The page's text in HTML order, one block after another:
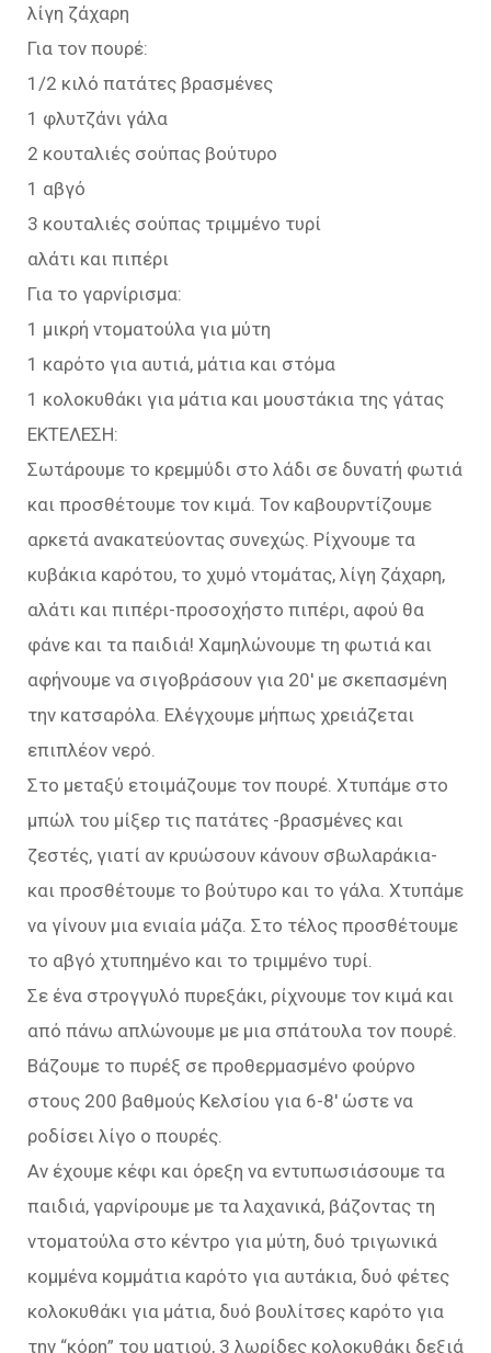
λίγη ζάχαρη
Για τον πουρέ:
1/2 κιλό πατάτες βρασμένες
1 φλυτζάνι γάλα
2 κουταλιές σούπας βούτυρο
1 αβγό
3 κουταλιές σούπας τριμμένο τυρί
αλάτι και πιπέρι
Για το γαρνίρισμα:
1 μικρή ντοματούλα για μύτη
1 καρότο για αυτιά, μάτια και στόμα
1 κολοκυθάκι για μάτια και μουστάκια της γάτας
EKTEΛΕΣΗ:
Σωτάρουμε το κρεμμύδι στο λάδι σε δυνατή φωτιά
και προσθέτουμε τον κιμά. Τον καβουρντίζουμε
αρκετά ανακατεύοντας συνεχώς. Ρίχνουμε τα
κυβάκια καρότου, το χυμό ντομάτας, λίγη ζάχαρη,
αλάτι και πιπέρι-προσοχήστο πιπέρι, αφού θα
φάνε και τα παιδιά! Χαμηλώνουμε τη φωτιά και
αφήνουμε να σιγοβράσουν για 20′ με σκεπασμένη
την κατσαρόλα. Ελέγχουμε μήπως χρειάζεται
επιπλέον νερό.
Στο μεταξύ ετοιμάζουμε τον πουρέ. Χτυπάμε στο
μπώλ του μίξερ τις πατάτες -βρασμένες και
ζεστές, γιατί αν κρυώσουν κάνουν σβωλαράκια-
και προσθέτουμε το βούτυρο και το γάλα. Χτυπάμε
να γίνουν μια ενιαία μάζα. Στο τέλος προσθέτουμε
το αβγό χτυπημένο και το τριμμένο τυρί.
Σε ένα στρογγυλό πυρεξάκι, ρίχνουμε τον κιμά και
από πάνω απλώνουμε με μια σπάτουλα τον πουρέ.
Βάζουμε το πυρέξ σε προθερμασμένο φούρνο
στους 200 βαθμούς Κελσίου για 6-8′ ώστε να
ροδίσει λίγο ο πουρές.
Αν έχουμε κέφι και όρεξη να εντυπωσιάσουμε τα
παιδιά, γαρνίρουμε με τα λαχανικά, βάζοντας τη
ντοματούλα στο κέντρο για μύτη, δυό τριγωνικά
κομμένα κομμάτια καρότο για αυτάκια, δυό φέτες
κολοκυθάκι για μάτια, δυό βουλίτσες καρότο για
την “κόρη” του ματιού, 3 λωρίδες κολοκυθάκι δεξιά